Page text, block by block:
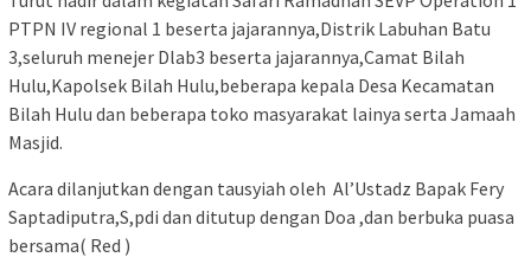
PTPN IV regional 1 beserta jajarannya,Distrik Labuhan Batu
3,seluruh menejer Dlab3 beserta jajarannya,Camat Bilah
Hulu,Kapolsek Bilah Hulu,beberapa kepala Desa Kecamatan
Bilah Hulu dan beberapa toko masyarakat lainya serta Jamaah
Masjid.
Acara dilanjutkan dengan tausyiah oleh Al’Ustadz Bapak Fery
Saptadiputra,S,pdi dan ditutup dengan Doa ,dan berbuka puasa
bersama( Red )